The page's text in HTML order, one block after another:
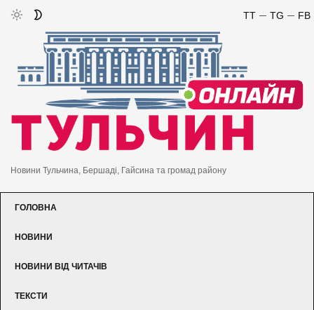
FB
TG
TT
Новини Тульчина, Бершаді, Гайсина та громад району
ГОЛОВНА
НОВИНИ
НОВИНИ ВІД ЧИТАЧІВ
ТЕКСТИ